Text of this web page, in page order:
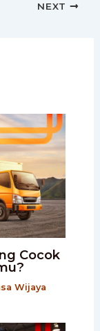
NEXT
Cocok
Wijaya